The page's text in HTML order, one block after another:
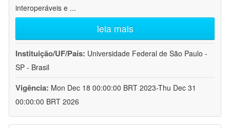
interoperáveis e ...
leia mais
Instituição/UF/País: Universidade Federal de São Paulo -
SP - Brasil
Vigência: Mon Dec 18 00:00:00 BRT 2023-Thu Dec 31
00:00:00 BRT 2026